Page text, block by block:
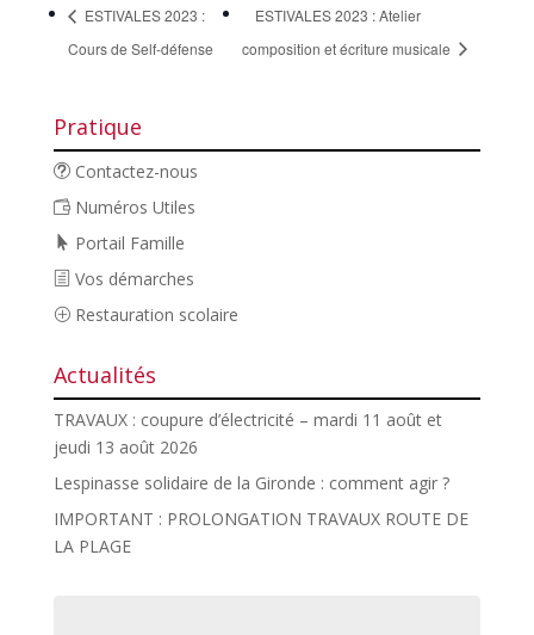
ESTIVALES 2023 :
Cours de Self-défense
ESTIVALES 2023 : Atelier
composition et écriture musicale
Pratique
Contactez-nous
Numéros Utiles
Portail Famille
Vos démarches
Restauration scolaire
Actualités
TRAVAUX : coupure d’électricité – mardi 11 août et
jeudi 13 août 2026
Lespinasse solidaire de la Gironde : comment agir ?
IMPORTANT : PROLONGATION TRAVAUX ROUTE DE
LA PLAGE